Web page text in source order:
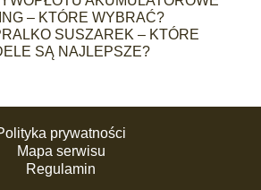
– KTÓRE WYBRAĆ?
SUSZAREK – KTÓRE
SĄ NAJLEPSZE?
prywatności
Mapa serwisu
Regulamin